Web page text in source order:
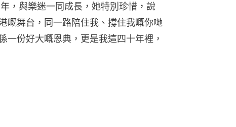
，與樂迷一同成長，她特別珍惜，說
嘅舞台，同一路陪住我、撐住我嘅你哋
一份好大嘅恩典，更是我這四十年裡，